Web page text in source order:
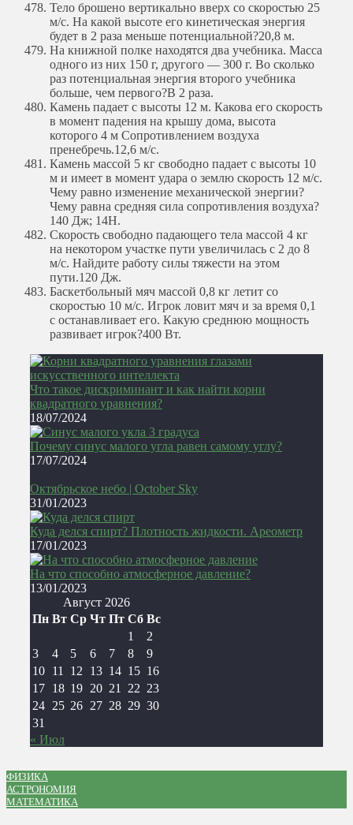
Тело брошено вертикально вверх со скоростью 25
м/с. На какой высоте его кинетическая энергия
будет в 2 раза меньше потенциальной?20,8 м.
На книжной полке находятся два учебника. Масса
одного из них 150 г, другого — 300 г. Во сколько
раз потенциальная энергия второго учебника
больше, чем первого?В 2 раза.
Камень падает с высоты 12 м. Какова его скорость
в момент падения на крышу дома, высота
которого 4 м Сопротивлением воздуха
пренебречь.12,6 м/с.
Камень массой 5 кг свободно падает с высоты 10
м и имеет в момент удара о землю скорость 12 м/с.
Чему равно изменение механической энергии?
Чему равна средняя сила сопротивления воздуха?
140 Дж; 14Н.
Скорость свободно падающего тела массой 4 кг
на некотором участке пути увеличилась с 2 до 8
м/с. Найдите работу силы тяжести на этом
пути.120 Дж.
Баскетбольный мяч массой 0,8 кг летит со
скоростью 10 м/с. Игрок ловит мяч и за время 0,1
с останавливает его. Какую среднюю мощность
развивает игрок?400 Вт.
Что такое дискриминант и как найти корни
квадратного уравнения?
18/07/2024
Почему синус малого угла равен самому углу?
17/07/2024
Октябрьское небо | October Sky
31/01/2023
Куда делся спирт? Плотность жидкости. Ареометр
17/01/2023
На что способно атмосферное давление?
13/01/2023
Август 2026
Пн Вт Ср Чт Пт Сб Вс
1
2
3
4 5 6 7 8
9
10 11 12 13 14 15 16
17 18 19 20 21 22 23
24 25 26 27 28 29 30
31
« Июл
ФИЗИКА
АСТРОНОМИЯ
МАТЕМАТИКА